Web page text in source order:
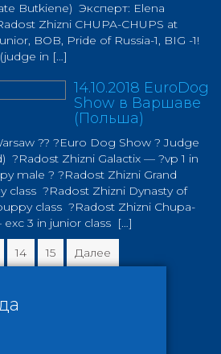
Butkiene) Эксперт: Elena
Zhizni CHUPA-CHUPS at
BOB, Pride of Russia-1, BIG -1!
in […]
14.10.2018 EuroDog
Show в Варшаве
(Польша)
?? ?Euro Dog Show ? Judge
?Radost Zhizni Galactix — ?vp 1 in
male ? ?Radost Zhizni Grand
class ?Radost Zhizni Dynasty of
class ?Radost Zhizni Chupa-
3 in junior class […]
14 15 Далее